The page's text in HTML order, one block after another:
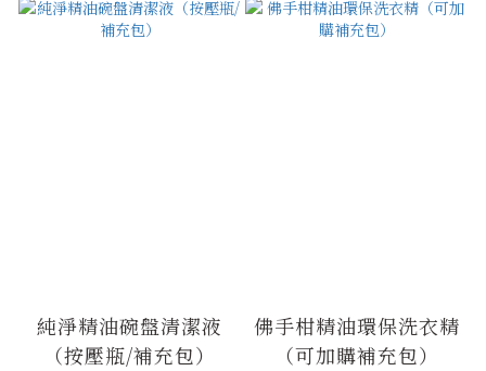
純淨精油碗盤清潔液
（按壓瓶/補充包）
佛手柑精油環保洗衣精
（可加購補充包）